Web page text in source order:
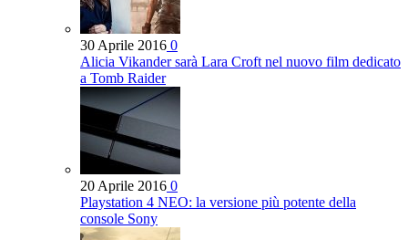
30 Aprile 2016 0
Alicia Vikander sarà Lara Croft nel nuovo film dedicato
a Tomb Raider
20 Aprile 2016 0
Playstation 4 NEO: la versione più potente della
console Sony